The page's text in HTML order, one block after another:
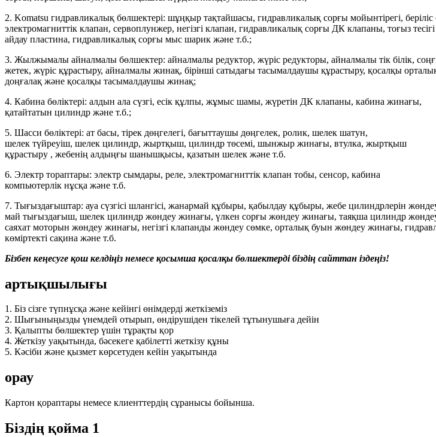
2. Komatsu гидравликалық бөлшектері: шұңқыр тақтайшасы, гидравликалық сорғы мойынтірегі,
электромагниттік клапан, сервоплунжер, негізгі клапан, гидравликалық сорғы ДК клапаны, тоғыз
айдау пластина, гидравликалық сорғы мыс шарик және т.б.;
3. Жылжымалы айналмалы бөлшектер: айналмалы редуктор, жүріс редукторы, айналмалы тік білік,
жетек, жүріс құрастыру, айналмалы жинақ, бірінші сатыдағы тасымалдаушы құрастыру, қосалқы
доңғалақ және қосалқы тасымалдаушы жинақ;
4. Кабина бөліктері: алдын ала сүзгі, есік құлпы, жұмыс шамы, жүретін ДК клапаны, кабина жинағы,
қатайтатын цилиндр және т.б.;
5. Шасси бөліктері: ат басы, тірек дөңгелегі, бағыттаушы дөңгелек, ролик, шелек шатун,
шелек түйреуіш, шелек цилиндр, жыртқыш, цилиндр төсемі, шынжыр жинағы, втулка, жыртқыш
құрастыру , жебенің алдыңғы шанышқысы, қазатын шелек және т.б.
6. Электр тораптары: электр сымдары, реле, электромагниттік клапан тобы, сенсор, кабина
компьютерлік нұсқа және т.б.
7. Тығыздағыштар: ауа сүзгісі шлангісі, жанармай құбыры, қабылдау құбыры, жебе цилиндрлерін
май тығыздағыш, шелек цилиндр жөндеу жинағы, үлкен сорғы жөндеу жинағы, таяқша цилиндр
саяхат моторын жөндеу жинағы, негізгі клапанды жөндеу сөмке, орталық буын жөндеу жинағы,
көміртекті сақина және т.б.
Бізбен кеңесуге қош келдіңіз немесе қосымша қосалқы бөлшектерді біздің сайттан іздеңіз!
артықшылығы
1. Біз сізге түпнұсқа және кейінгі өнімдерді жеткіземіз
2. Шығыныңызды үнемдей отырып, өндірушіден тікелей тұтынушыға дейін
3. Қалыпты бөлшектер үшін тұрақты қор
4. Жеткізу уақытында, бәсекеге қабілетті жеткізу құны
5. Кәсіби және қызмет көрсетуден кейін уақытында
орау
Картон қораптары немесе клиенттердің сұранысы бойынша.
Біздің қойма 1